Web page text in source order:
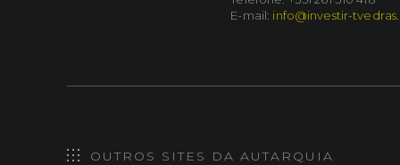
E-mail: info@investir-
OUTROS SITES DA AUTARQUIA